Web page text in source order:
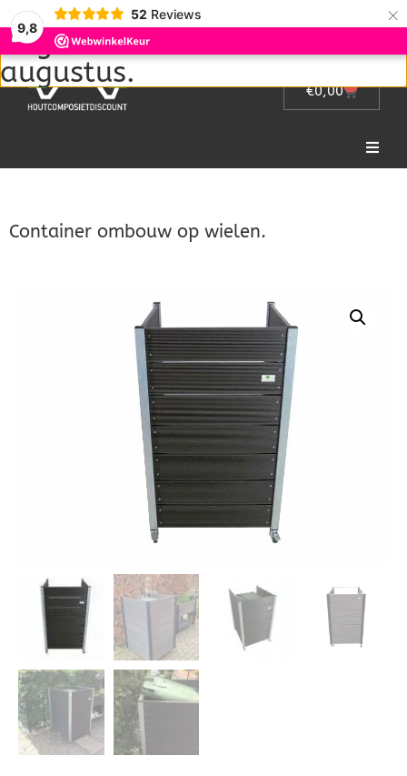
9,8
52 Reviews ×
€0,00 0
Picknicktafel
Dierenverblijven
Sale
Container ombouw op wielen.
Wij zijn met vakantie van 1
augustus tot en met 22
augustus.